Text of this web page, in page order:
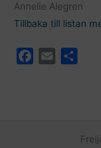
Annelie Alegren
Tillbaka till listan